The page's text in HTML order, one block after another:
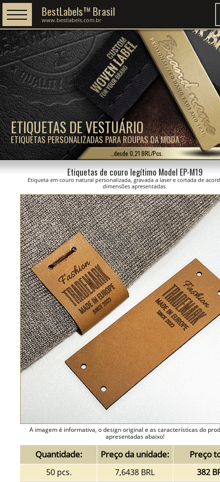
ETIQUETAS DE VESTUÁRIO
ETIQUETAS PERSONALIZADAS PARA ROUPAS DA MODA
BestLabels™ Brasil
www.bestlabels.com.br
…desde 0,21 BRL/Pcs.
Etiquetas de couro legítimo Model EP-M19
Etiqueta em couro natural personalizada, gravada a laser e cortada de
dimensões apresentadas.
A imagem é informativa, o design original e as características do
apresentadas abaixo!
Quantidade: Preço da unidade: Preço
50 pcs. 7,6438 BRL
382